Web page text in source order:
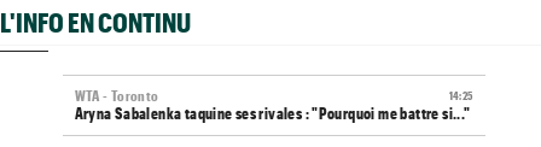
L'INFO EN CONTINU
14:25
WTA - Toronto
Aryna Sabalenka taquine ses rivales : "Pourquoi me battre si..."